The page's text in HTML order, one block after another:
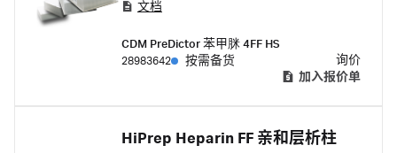
文档
CDM PreDictor 苯甲脒 4FF HS
28983642
按需备货
询价
加入报价单
HiPrep Heparin FF 亲和层析柱